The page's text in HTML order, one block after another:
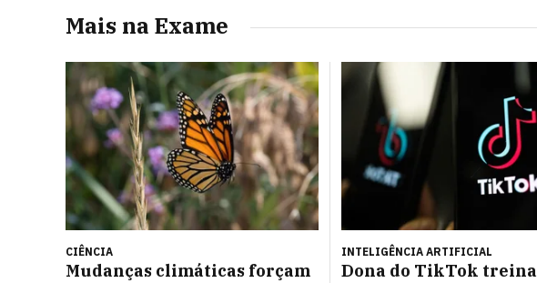
Mais na Exame
CIÊNCIA
Mudanças climáticas forçam
INTELIGÊNCIA ARTIFICIAL
Dona do TikTok treina